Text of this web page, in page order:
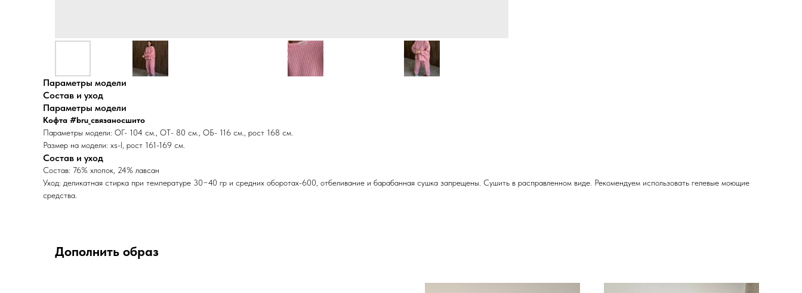
Параметры модели
Состав и уход
Параметры модели
Кофта #bru_связаносшито
Параметры модели: ОГ- 104 см., ОТ- 80 см., ОБ- 116 см., рост 168 см.
Размер на модели: xs-l, рост 161-169 см.
Состав и уход
Состав: 76% хлопок, 24% лавсан
Уход: деликатная стирка при температуре 30−40 гр и средних оборотах-600, отбеливание и барабанная сушка запрещены. Сушить в расправленном виде. Рекомендуем использовать гелевые моющие
средства.
Дополнить образ